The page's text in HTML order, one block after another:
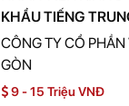
KHẨU TIẾNG
CÔNG TY CỔ PHẦN
GÒN
9 - 15 Triệu VNĐ